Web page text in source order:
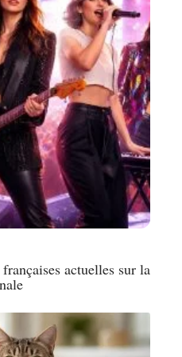
actuelles sur la